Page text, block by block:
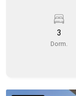
3
Dorm.